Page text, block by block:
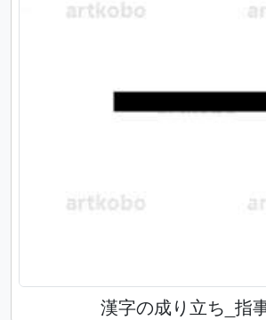
漢字の成り立ち_指